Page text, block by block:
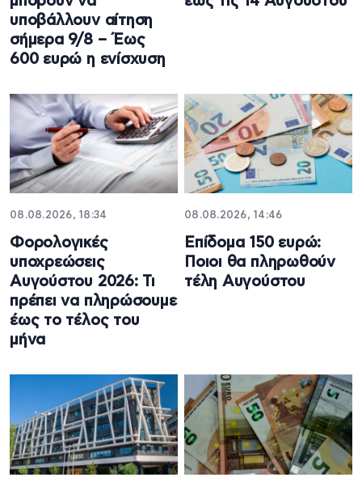
υποβάλλουν αίτηση
σήμερα 9/8 – Έως
600 ευρώ η ενίσχυση
08.08.2026, 18:34
Φορολογικές
υποχρεώσεις
Αυγούστου 2026: Τι
πρέπει να πληρώσουμε
έως το τέλος του
μήνα
08.08.2026, 14:46
Επίδομα 150 ευρώ:
Ποιοι θα πληρωθούν
τέλη Αυγούστου